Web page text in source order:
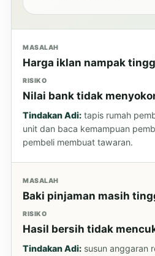
MASALAH
Harga iklan nampak
RISIKO
Nilai bank tidak
Tindakan Adi: tapis rumah
unit dan baca kemampuan
pembeli membuat tawaran.
MASALAH
Baki pinjaman masih
RISIKO
Hasil bersih tidak
Tindakan Adi: susun anggaran